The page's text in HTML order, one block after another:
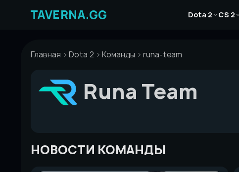
Dota 2
Статьи CS 2
Главная Dota 2 Команды runa-team
Runa Team
НОВОСТИ КОМАНДЫ